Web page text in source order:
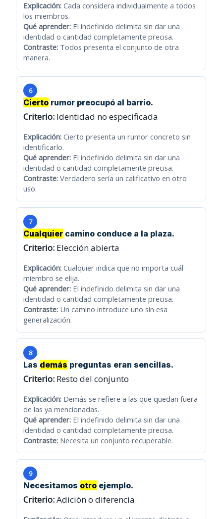
Explicación: Cada considera individualmente a todos
los miembros.
Qué aprender: El indefinido delimita sin dar una
identidad o cantidad completamente precisa.
Contraste: Todos presenta el conjunto de otra
manera.
6
Cierto rumor preocupó al barrio.
Criterio: Identidad no especificada
Explicación: Cierto presenta un rumor concreto sin
identificarlo.
Qué aprender: El indefinido delimita sin dar una
identidad o cantidad completamente precisa.
Contraste: Verdadero sería un calificativo en otro
uso.
7
Cualquier camino conduce a la plaza.
Criterio: Elección abierta
Explicación: Cualquier indica que no importa cuál
miembro se elija.
Qué aprender: El indefinido delimita sin dar una
identidad o cantidad completamente precisa.
Contraste: Un camino introduce uno sin esa
generalización.
8
Las demás preguntas eran sencillas.
Criterio: Resto del conjunto
Explicación: Demás se refiere a las que quedan fuera
de las ya mencionadas.
Qué aprender: El indefinido delimita sin dar una
identidad o cantidad completamente precisa.
Contraste: Necesita un conjunto recuperable.
9
Necesitamos otro ejemplo.
Criterio:Adición o diferencia